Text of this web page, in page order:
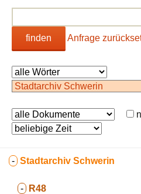
finden Anfrage
- Stadtarchiv Schwerin
- R48